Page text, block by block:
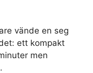
vände en seg
ett kompakt
men